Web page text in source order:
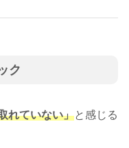
ク
れていない」と感じる